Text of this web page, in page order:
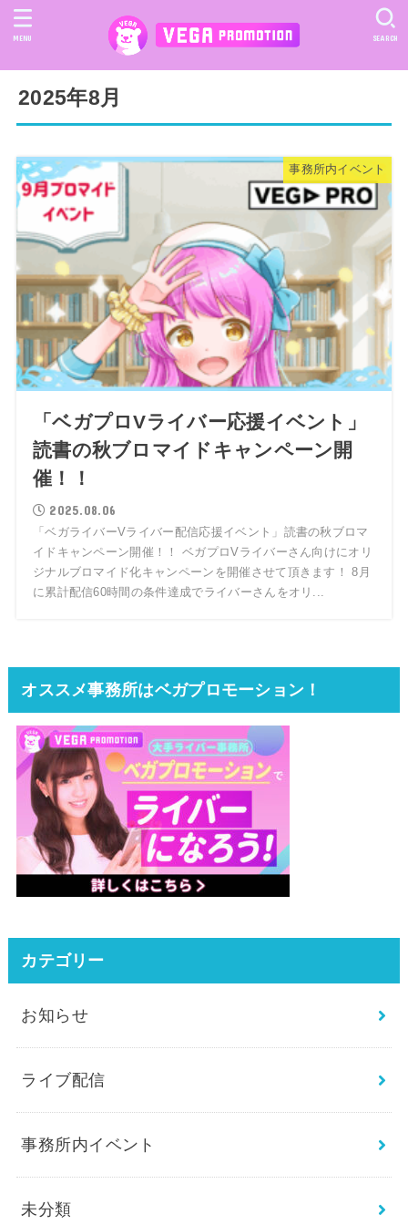
SEARCH
MENU
2025年8月
事務所内イベント
「ベガプロVライバー応援イベント」
読書の秋ブロマイドキャンペーン開
催！！
2025.08.06
「ベガライバーVライバー配信応援イベント」読書の秋ブロマ
イドキャンペーン開催！！ ベガプロVライバーさん向けにオリ
ジナルブロマイド化キャンペーンを開催させて頂きます！ 8月
に累計配信60時間の条件達成でライバーさんをオリ...
オススメ事務所はベガプロモーション！
カテゴリー
お知らせ
ライブ配信
事務所内イベント
未分類